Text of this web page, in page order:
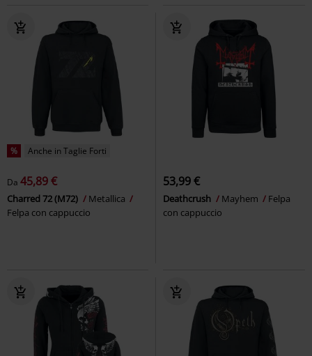
% Anche in Taglie Forti
Da 45,89 €
Charred 72 (M72)
Metallica
Felpa con cappuccio
53,99 €
Deathcrush Mayhem
Felpa
con cappuccio